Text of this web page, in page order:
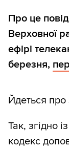
Про це
Верховної
ефірі
березня,
Йдеться про
Так, згідно
кодекс